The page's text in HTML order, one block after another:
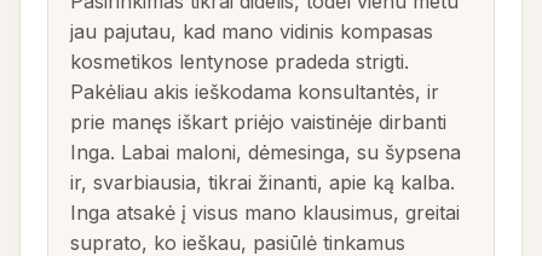
jau pajutau, kad mano vidinis kompasas
kosmetikos lentynose pradeda strigti.
Pakėliau akis ieškodama konsultantės, ir
prie manęs iškart priėjo vaistinėje dirbanti
Inga. Labai maloni, dėmesinga, su šypsena
ir, svarbiausia, tikrai žinanti, apie ką kalba.
Inga atsakė į visus mano klausimus, greitai
suprato, ko ieškau, pasiūlė tinkamus